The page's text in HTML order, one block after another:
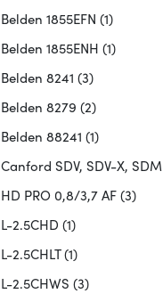
Belden 1855EFN (1)
Belden 1855ENH (1)
Belden 8241 (3)
Belden 8279 (2)
Belden 88241 (1)
Canford SDV, SDV-X, SDM
HD PRO 0,8/3,7 AF(3)
L-2.5CHD (1)
L-2.5CHLT(1)
L-2.5CHWS (3)